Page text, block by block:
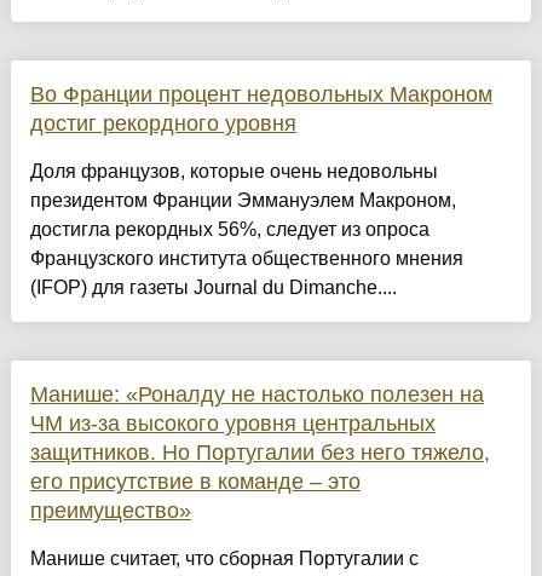
Во Франции процент недовольных Макроном
достиг рекордного уровня
Доля французов, которые очень недовольны
президентом Франции Эммануэлем Макроном,
достигла рекордных 56%, следует из опроса
Французского института общественного мнения
(IFOP) для газеты Journal du Dimanche....
Манише: «Роналду не настолько полезен на
ЧМ из-за высокого уровня центральных
защитников. Но Португалии без него тяжело,
его присутствие в команде – это
преимущество»
Манише считает, что сборная Португалии с